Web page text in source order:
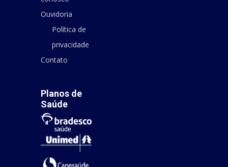
Ouvidoria
Política de
privacidade
Contato
Planos de
Saúde